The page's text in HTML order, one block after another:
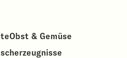
Obst & Gemüse